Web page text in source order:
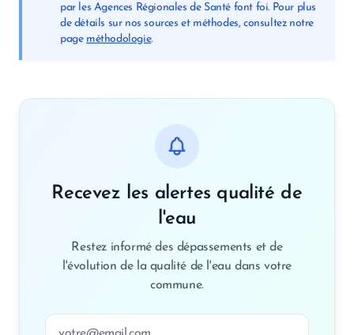
par les Agences Régionales de Santé font foi. Pour plus
de détails sur nos sources et méthodes, consultez notre
page méthodologie.
Recevez les alertes qualité de
l'eau
Restez informé des dépassements et de
l'évolution de la qualité de l'eau dans votre
commune.